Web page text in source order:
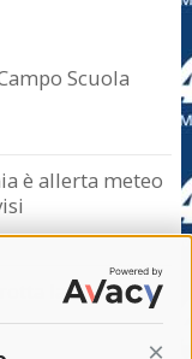
Scuola
è allerta meteo
la linea Eav